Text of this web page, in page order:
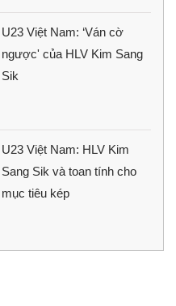
U23 Việt Nam: ‘Ván cờ
ngược' của HLV Kim Sang
Sik
U23 Việt Nam: HLV Kim
Sang Sik và toan tính cho
mục tiêu kép